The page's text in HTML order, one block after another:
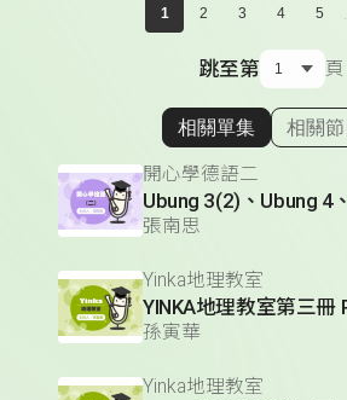
1 2 3 4 5
跳至第 頁
顯示相
相關單集 相關節
開心學德語二
張南思
Yinka地理教室
YINKA地理教室第三冊
孫寅華
Yinka地理教室